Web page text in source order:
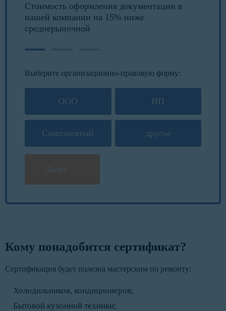
Стоимость оформления документации в
нашей компании на 15% ниже
среднерыночной
Выберите организационно-правовую форму:
ООО ИП
Самозанятый другое
Далее
Кому понадобится сертификат?
Сертификация будет полезна мастерским по ремонту:
Холодильников, кондиционеров;
Бытовой кухонной техники;